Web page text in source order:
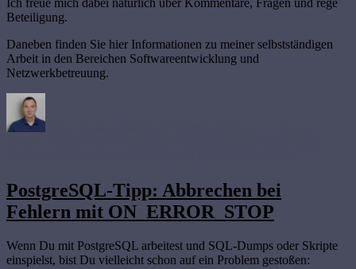
Beteiligung.
Daneben finden Sie hier Informationen zu meiner selbstständigen
Arbeit in den Bereichen Softwareentwicklung und
Netzwerkbetreuung.
PostgreSQL-Tipp: Abbrechen bei
Fehlern mit ON_ERROR_STOP
Wenn Du mit PostgreSQL arbeitest und SQL-Dumps oder Skripte
einspielst, bist Du vielleicht schon auf ein Problem gestoßen: